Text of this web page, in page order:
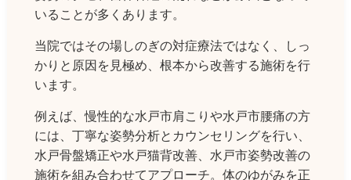
いることが多くあります。
当院ではその場しのぎの対症療法ではなく、しっ
かりと原因を見極め、根本から改善する施術を行
います。
例えば、慢性的な水戸市肩こりや水戸市腰痛の方
には、丁寧な姿勢分析とカウンセリングを行い、
水戸骨盤矯正や水戸猫背改善、水戸市姿勢改善の
施術を組み合わせてアプローチ。体のゆがみを正